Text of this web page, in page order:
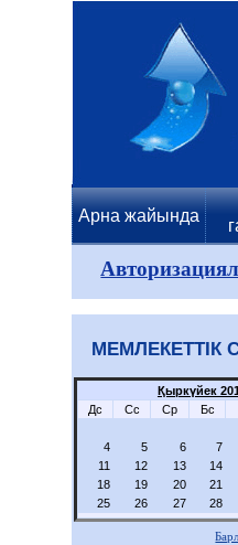
Арна жайында
МЕМЛЕКЕТТІК
Қыркүйек
Дс
Сс Ср Бс
4
5 6 7
11
12 13 14
18
19 20 21
25
26 27 28